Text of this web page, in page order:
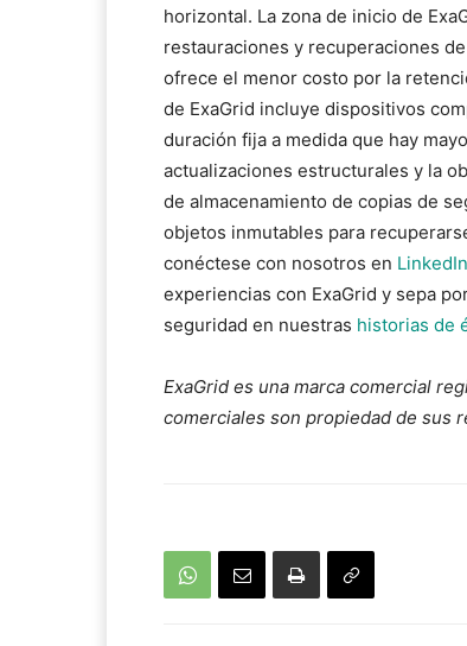
horizontal. La zona de inicio de
restauraciones y recuperaciones
ofrece el menor costo por la
de ExaGrid incluye dispositivos
duración fija a medida que hay
actualizaciones estructurales y la
de almacenamiento de copias de
objetos inmutables para
conéctese con nosotros en LinkedIn
experiencias con ExaGrid y sepa
seguridad en nuestras historias de
ExaGrid es una marca comercial
comerciales son propiedad de sus